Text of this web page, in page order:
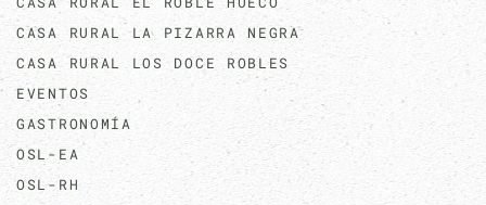
CASA RURAL LA PIZARRA NEGRA
CASA RURAL LOS DOCE ROBLES
EVENTOS
GASTRONOMÍA
OSL-EA
OSL-RH